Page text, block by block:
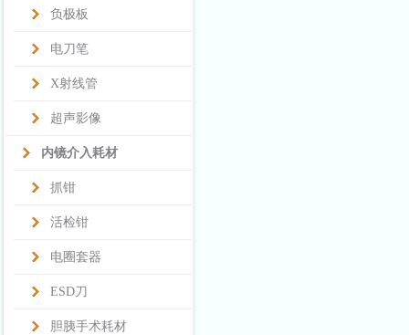
负极板
电刀笔
X射线管
超声影像
内镜介入耗材
抓钳
活检钳
电圈套器
ESD刀
胆胰手术耗材